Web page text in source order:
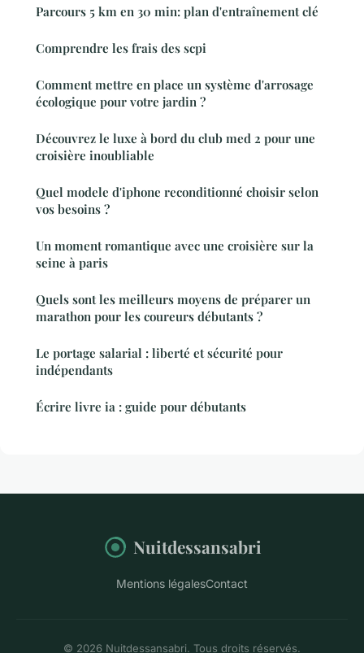
Parcours 5 km en 30 min: plan d'entraînement clé
Comprendre les frais des scpi
Comment mettre en place un système d'arrosage
écologique pour votre jardin ?
Découvrez le luxe à bord du club med 2 pour une
croisière inoubliable
Quel modele d'iphone reconditionné choisir selon
vos besoins ?
Un moment romantique avec une croisière sur la
seine à paris
Quels sont les meilleurs moyens de préparer un
marathon pour les coureurs débutants ?
Le portage salarial : liberté et sécurité pour
indépendants
Écrire livre ia : guide pour débutants
Nuitdessansabri
Mentions légalesContact
© 2026 Nuitdessansabri. Tous droits réservés.